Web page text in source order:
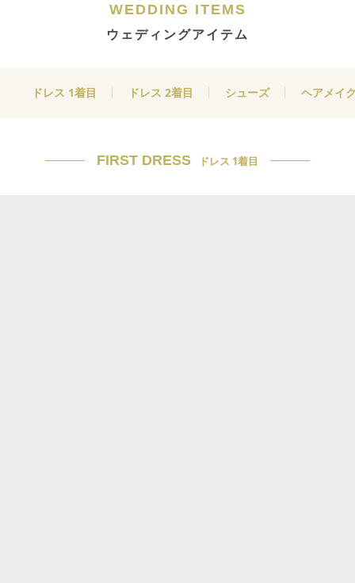
WEDDING ITEMS
ウェディングアイテム
ドレス 1着目 ドレス 2着目 シューズ ヘアメイ
FIRST DRESS ドレス 1着目